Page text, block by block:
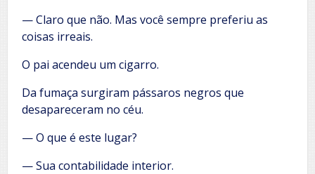
— Claro que não. Mas você sempre preferiu as
coisas irreais.
O pai acendeu um cigarro.
Da fumaça surgiram pássaros negros que
desapareceram no céu.
— O que é este lugar?
— Sua contabilidade interior.